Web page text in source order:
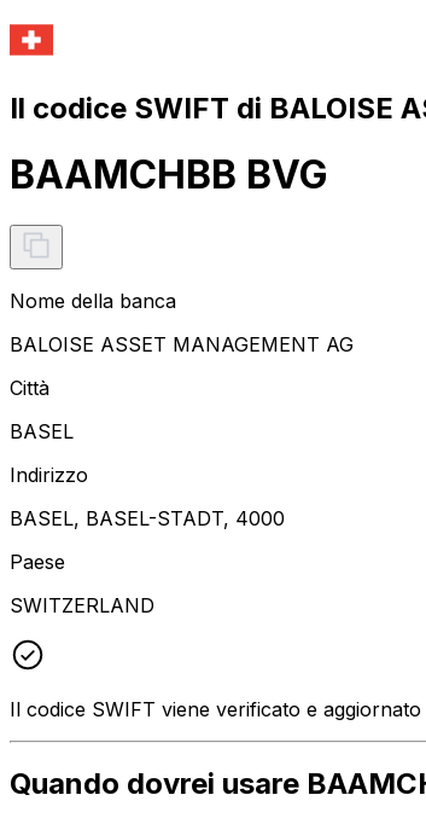
Il codice SWIFT di BALOISE
BAAMCHBB BVG
Nome della banca
BALOISE ASSET MANAGEMENT AG
Città
BASEL
Indirizzo
BASEL, BASEL-STADT, 4000
Paese
SWITZERLAND
Il codice SWIFT viene verificato e
Quando dovrei usare